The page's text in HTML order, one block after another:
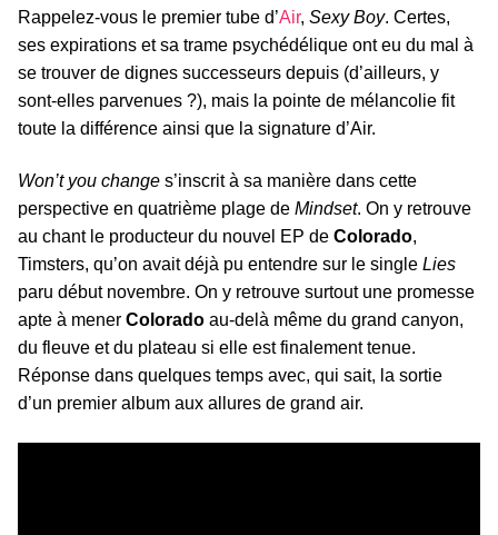
Rappelez-vous le premier tube d’Air, Sexy Boy. Certes,
ses expirations et sa trame psychédélique ont eu du mal à
se trouver de dignes successeurs depuis (d’ailleurs, y
sont-elles parvenues ?), mais la pointe de mélancolie fit
toute la différence ainsi que la signature d’Air.
Won’t you change s’inscrit à sa manière dans cette
perspective en quatrième plage de Mindset. On y retrouve
au chant le producteur du nouvel EP de Colorado,
Timsters, qu’on avait déjà pu entendre sur le single Lies
paru début novembre. On y retrouve surtout une promesse
apte à mener Colorado au-delà même du grand canyon,
du fleuve et du plateau si elle est finalement tenue.
Réponse dans quelques temps avec, qui sait, la sortie
d’un premier album aux allures de grand air.